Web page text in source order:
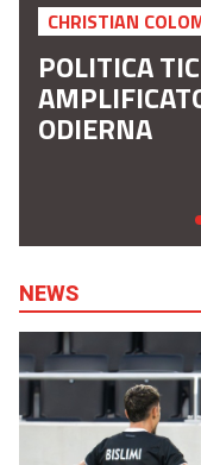
CHRISTIAN
POLITICA
ODIERNA
NEWS